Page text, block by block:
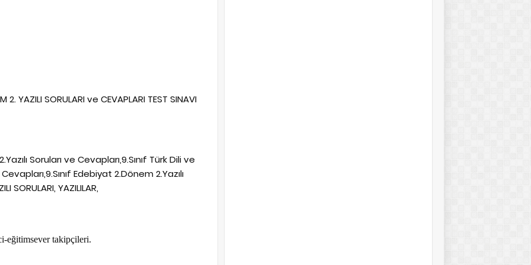
2. YAZILI SORULARI ve CEVAPLARI TEST SINAVI
Soruları ve Cevapları,9.Sınıf Türk Dili ve
Edebiyat 2.Dönem 2.Yazılı
SORULARI, YAZILILAR,
eğitimsever takipçileri.